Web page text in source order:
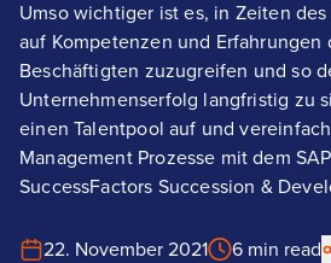
Umso wichtiger ist es, in Zeiten
auf Kompetenzen und Erfahrungen
Beschäftigten zuzugreifen und so
Unternehmenserfolg langfristig zu
einen Talentpool auf und
Management Prozesse mit dem
SuccessFactors Succession &
22. November 2021 6 min read